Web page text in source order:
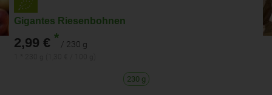
Gigantes Riesenbohnen
2,99 € * / 230 g
230 g